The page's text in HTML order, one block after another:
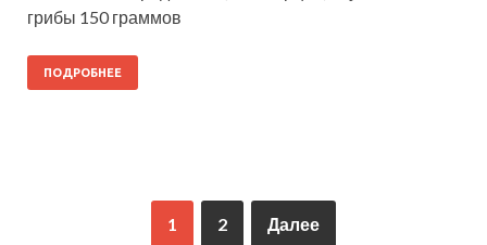
грибы 150 граммов
ПОДРОБНЕЕ
1 2 Далее